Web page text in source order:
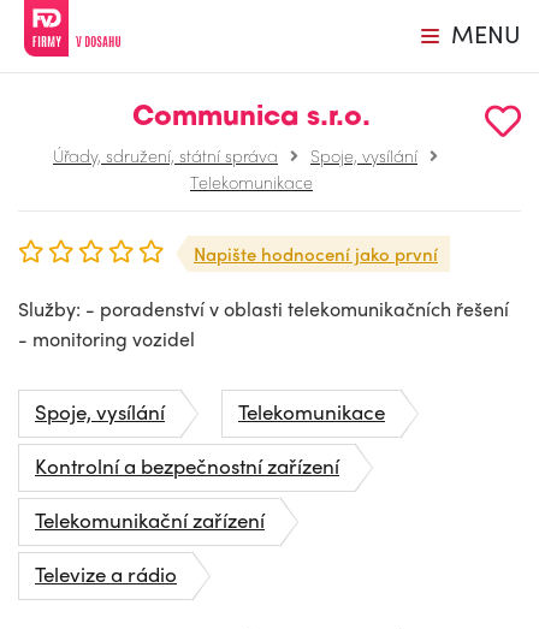
MENU
Communica s.r.o.
Úřady, sdružení, státní správa
Spoje, vysílání
Telekomunikace
Napište hodnocení jako první
Služby: - poradenství v oblasti telekomunikačních řešení
- monitoring vozidel
Spoje, vysílání
Telekomunikace
Kontrolní a bezpečnostní zařízení
Telekomunikační zařízení
Televize a rádio